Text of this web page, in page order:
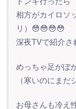
相方がカイロソ
リ）😳😳😳😳
深夜TVで紹介さ
めっちゃ足が
（寒いのにま
お母さんも冷え